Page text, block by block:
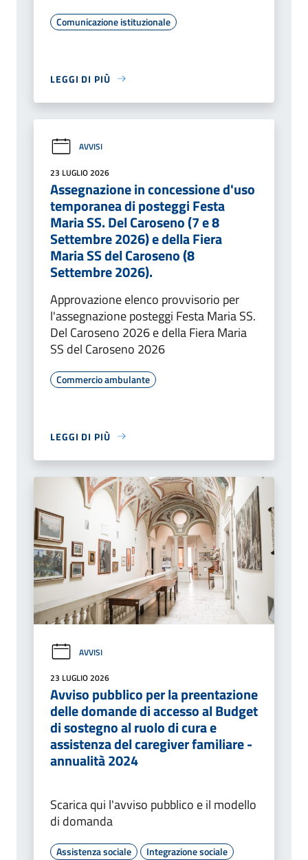
Comunicazione istituzionale
LEGGI DI PIÙ
AVVISI
23 LUGLIO 2026
Assegnazione in concessione d'uso
temporanea di posteggi Festa
Maria SS. Del Caroseno (7 e 8
Settembre 2026) e della Fiera
Maria SS del Caroseno (8
Settembre 2026).
Approvazione elenco provvisorio per
l'assegnazione posteggi Festa Maria SS.
Del Caroseno 2026 e della Fiera Maria
SS del Caroseno 2026
Commercio ambulante
LEGGI DI PIÙ
AVVISI
23 LUGLIO 2026
Avviso pubblico per la preentazione
delle domande di accesso al Budget
di sostegno al ruolo di cura e
assistenza del caregiver familiare -
annualità 2024
Scarica qui l'avviso pubblico e il modello
di domanda
Assistenza sociale Integrazione sociale